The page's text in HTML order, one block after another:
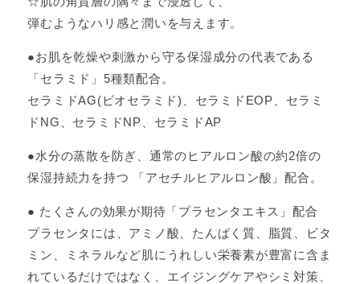
弾むようなハリ感と潤いを与えます。
●お肌を乾燥や刺激から守る保湿成分の代表である
「セラミド」5種類配合。
セラミドAG(ビオセラミド)、セラミドEOP、セラミ
ドNG、セラミドNP、セラミドAP
●水分の蒸散を防ぎ、通常のヒアルロン酸の約2倍の
保湿持続力を持つ 「アセチルヒアルロン酸」配合。
● たくさんの効果が期待「プラセンタエキス」配合
プラセンタには、アミノ酸、たんぱく質、脂質、ビタ
ミン、ミネラルなど肌にうれしい栄養素が豊富に含ま
れているだけではなく、エイジングケアやシミ対策、